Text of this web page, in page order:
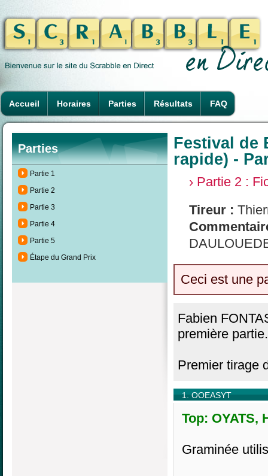
Accueil Horaires Parties Résultats FAQ
Parties
Partie 1
Partie 2
Partie 3
Partie 4
Partie 5
Étape du Grand Prix
Festival de
rapide) -
› Partie 2 :
Tireur :
Ceci est une
Fabien
première partie.
Premier tirage
1. OOEASYT
Top: OYATS,
Graminée